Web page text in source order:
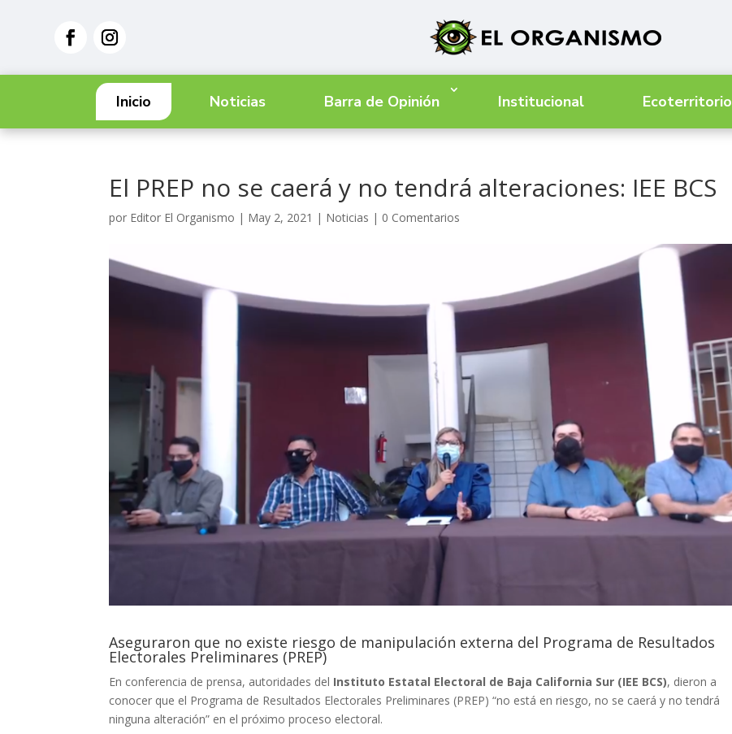
Inicio Noticias Barra de Opinión Institucional Ecoterritorio
El PREP no se caerá y no tendrá alteraciones: IEE BCS
por Editor El Organismo | May 2, 2021 | Noticias | 0 Comentarios
Aseguraron que no existe riesgo de manipulación externa del Programa de Resultados
Electorales Preliminares (PREP)
En conferencia de prensa, autoridades del Instituto Estatal Electoral de Baja California Sur (IEE BCS), dieron a
conocer que el Programa de Resultados Electorales Preliminares (PREP) “no está en riesgo, no se caerá y no tendrá
ninguna alteración” en el próximo proceso electoral.